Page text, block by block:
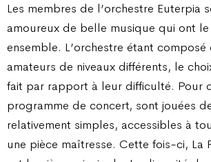
Les membres de l’orchestre Euterpia
amoureux de belle musique qui ont
ensemble. L’orchestre étant composé
amateurs de niveaux différents, le
fait par rapport à leur difficulté. Pour
programme de concert, sont jouées
relativement simples, accessibles à
une pièce maîtresse. Cette fois-ci, La